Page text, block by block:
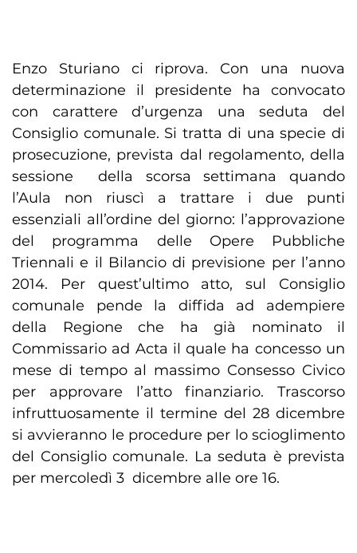
Enzo Sturiano ci riprova. Con una nuova
determinazione il presidente ha convocato
con carattere d’urgenza una seduta del
Consiglio comunale. Si tratta di una specie di
prosecuzione, prevista dal regolamento, della
sessione della scorsa settimana quando
l’Aula non riuscì a trattare i due punti
essenziali all’ordine del giorno: l’approvazione
del programma delle Opere Pubbliche
Triennali e il Bilancio di previsione per l’anno
2014. Per quest’ultimo atto, sul Consiglio
comunale pende la diffida ad adempiere
della Regione che ha già nominato il
Commissario ad Acta il quale ha concesso un
mese di tempo al massimo Consesso Civico
per approvare l’atto finanziario. Trascorso
infruttuosamente il termine del 28 dicembre
si avvieranno le procedure per lo scioglimento
del Consiglio comunale. La seduta è prevista
per mercoledì 3 dicembre alle ore 16.